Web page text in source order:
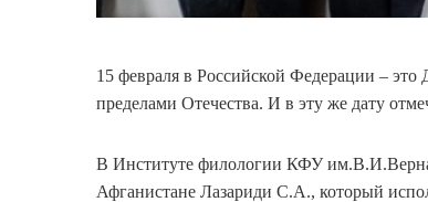
15 февраля в Российской Федерации –
пределами Отечества. И в эту же дату
В Институте филологии КФУ
Афганистане Лазариди С.А., который